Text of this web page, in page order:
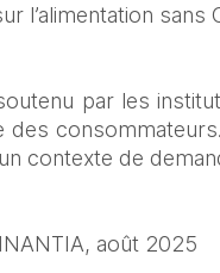
l’alimentation
par les
des
contexte de
août 2025